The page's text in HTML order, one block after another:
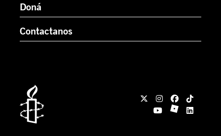
Doná
Contactanos